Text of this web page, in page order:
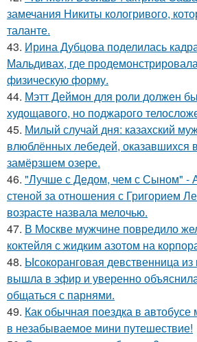
замечания Никиты кологривого,
таланте.
43. Ирина Дубцова поделилась
Мальдивах, где
физическую форму.
44. Мэтт Деймон для роли должен
худощавого, но поджарого
45. Милый случай дня: казахский
влюблённых лебедей, оказавшихся
замёрзшем озере.
46. "Лучше с Дедом, чем с Сыном" -
стеной за отношения с Григорием
возрасте назвала мелочью.
47. В Москве мужчине повредило
коктейля с жидким азотом на
48. Ысокоранговая девственница
вышла в эфир и уверенно
общаться с парнями.
49. Как обычная поездка в автобусе
в незабываемое мини путешествие!